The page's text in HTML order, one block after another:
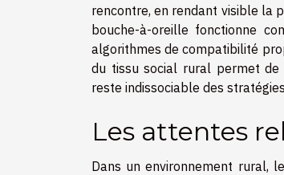
rencontre, en rendant visible la
bouche-à-oreille fonctionne
algorithmes de compatibilité
du tissu social rural permet
reste indissociable des
Les attentes
Dans un environnement rural,